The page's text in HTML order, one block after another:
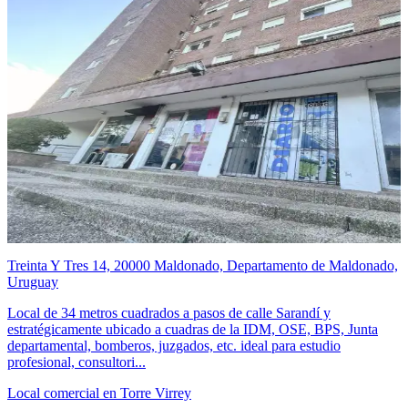
Treinta Y Tres 14, 20000 Maldonado, Departamento de Maldonado,
Uruguay
Local de 34 metros cuadrados a pasos de calle Sarandí y
estratégicamente ubicado a cuadras de la IDM, OSE, BPS, Junta
departamental, bomberos, juzgados, etc. ideal para estudio
profesional, consultori...
Local comercial en Torre Virrey